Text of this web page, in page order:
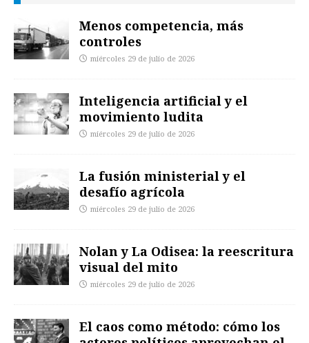
Menos competencia, más
controles
miércoles 29 de julio de 2026
Inteligencia artificial y el
movimiento ludita
miércoles 29 de julio de 2026
La fusión ministerial y el
desafío agrícola
miércoles 29 de julio de 2026
Nolan y La Odisea: la reescritura
visual del mito
miércoles 29 de julio de 2026
El caos como método: cómo los